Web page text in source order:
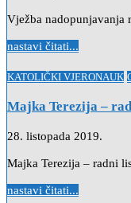
Vježba nadopunjavanja
nastavi čitati...
Posted
KATOLIČKI VJERONAUK
Majka Terezija –
28. listopada 2019.
Majka Terezija – radni
nastavi čitati...